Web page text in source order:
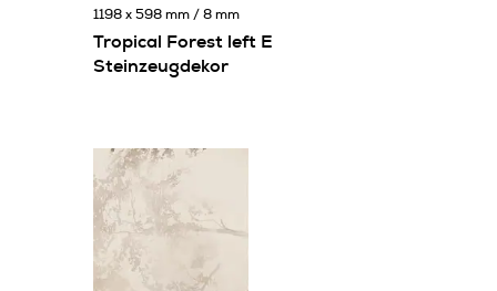
Tropical Forest left E
Steinzeugdekor
1198 x 598 mm / 8 mm